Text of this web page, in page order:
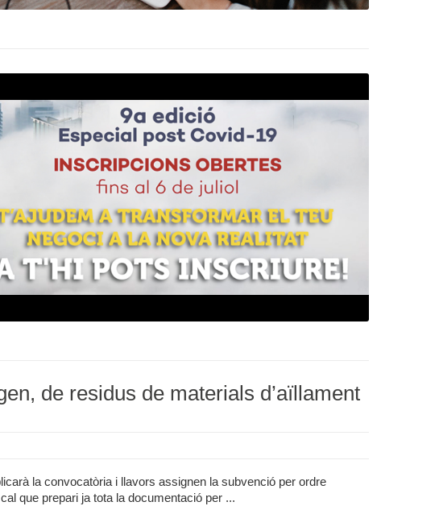
de residus de materials d’aïllament
la convocatòria i llavors assignen la subvenció per ordre
que prepari ja tota la documentació per ...